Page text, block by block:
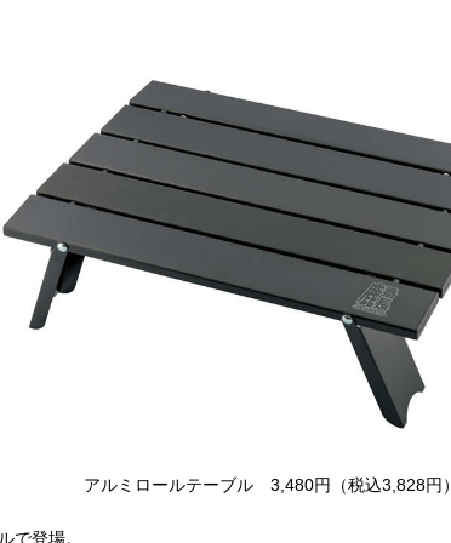
アルミロールテーブル 3,480円（税込3,828円）
で登場。